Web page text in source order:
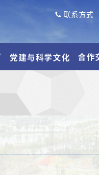
联系方式
党建与科学文化 合作